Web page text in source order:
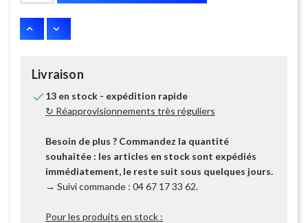
Livraison
13 en stock - expédition rapide
↻ Réapprovisionnements très réguliers
Besoin de plus ? Commandez la quantité
souhaitée : les articles en stock sont expédiés
immédiatement, le reste suit sous quelques jours.
→ Suivi commande : 04 67 17 33 62.
Pour les produits en stock :